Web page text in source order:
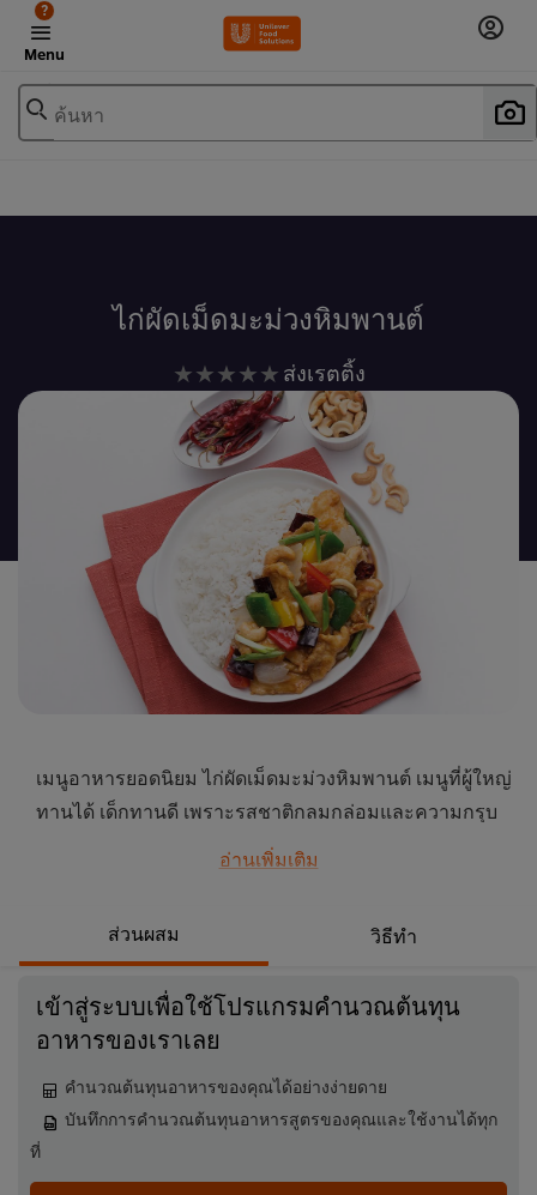
Menu
?
ค้นหา
ไก่ผัดเม็ดมะม่วงหิมพานต์
ไม่มี
การ
ให้
คะแนน
สำหรับ
recipe
นี้
ส่งเรตติ้ง
เมนูอาหารยอดนิยม ไก่ผัดเม็ดมะม่วงหิมพานต์ เมนูที่ผู้ใหญ่
ทานได้ เด็กทานดี เพราะรสชาติกลมกล่อมและความกรุบ
กรอบของเม็ดมะม่วงหิมพานต์
อ่านเพิ่มเติม
ส่วนผสม วิธีทำ
เข้าสู่ระบบเพื่อใช้โปรแกรมคำนวณต้นทุน
อาหารของเราเลย
คำนวณต้นทุนอาหารของคุณได้อย่างง่ายดาย
บันทึกการคำนวณต้นทุนอาหารสูตรของคุณและใช้งานได้ทุก
ที่